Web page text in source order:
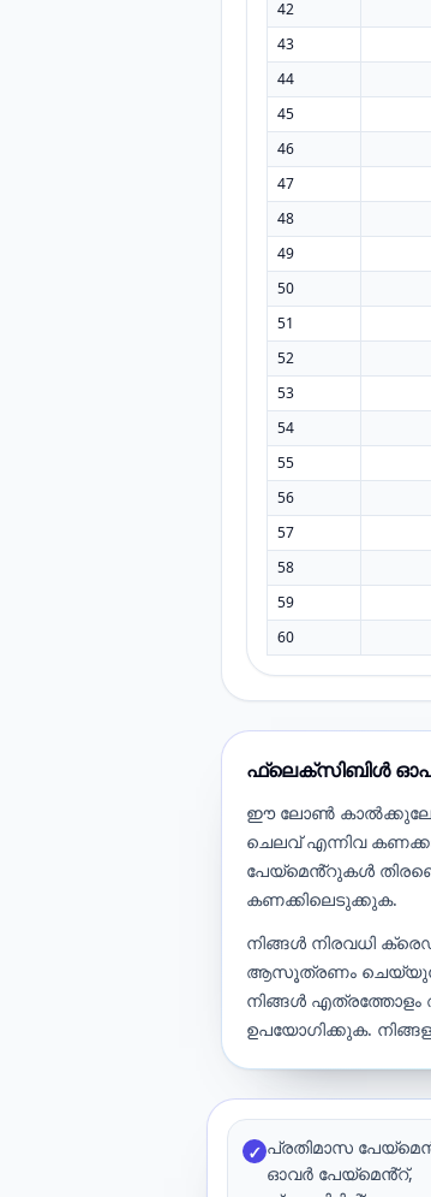
42
43
44
45
46
47
48
49
50
51
52
53
54
55
56
57
58
59
60
ഫ്ലെക്സിബിൾ
ഈ ലോൺ
ചെലവ് എന്നിവ
പേയ്‌മെൻ്റുകൾ
കണക്കിലെടുക്കുക.
നിങ്ങൾ നിരവധി
ആസൂത്രണം
നിങ്ങൾ
ഉപയോഗിക്കുക.
✓ പ്രതിമാസ
ഓവർ പേയ്‌മെൻ്റ്,